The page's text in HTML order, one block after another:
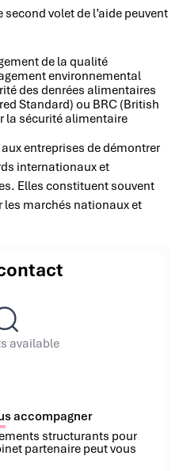
volet de l’aide peuvent
de la qualité
environnemental
des denrées alimentaires
Standard) ou BRC (British
la sécurité alimentaire
entreprises de démontrer
internationaux et
Elles constituent souvent
les marchés nationaux et
available
accompagner
structurants pour
partenaire peut vous